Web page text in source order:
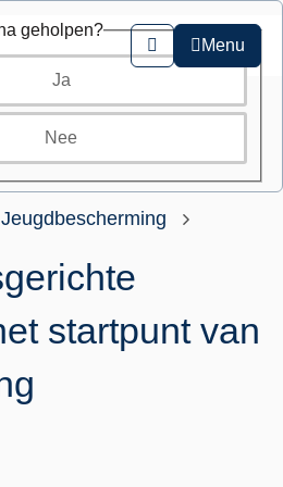
Zoeken
Menu
Jeugdbescherming
startpunt van
geholpen?
Ja
Nee